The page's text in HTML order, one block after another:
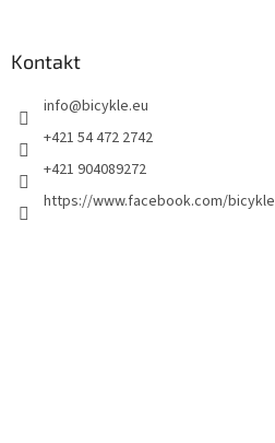
Kontakt
info@bicykle.eu
+421 54 472 2742
+421 904089272
https://www.facebook.com/bicykle